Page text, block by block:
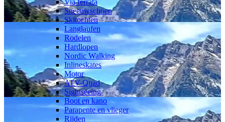
Sneeuwschoen
Skitochten
Langlaufen
Rodelen
Hardlopen
Nordic Walking
Inlineskates
Motor
ATV-Quad
Sightseeing
Boot en kano
Parapente en vlieger
Rijden